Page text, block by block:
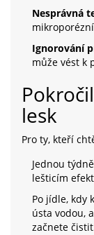
Nesprávná
Ignorování
může vést k
lesk
Pro ty, kteří
Jednou
lešticím
Po jídle, kdy
ústa vodou,
začnete